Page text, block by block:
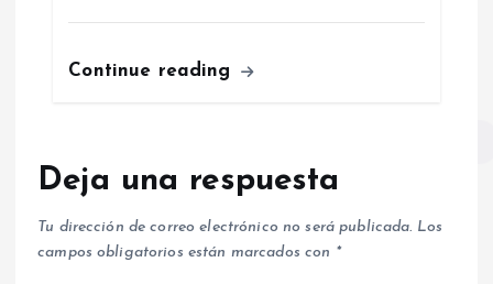
Continue reading
Deja una respuesta
Tu dirección de correo electrónico no será publicada. Los
campos obligatorios están marcados con *